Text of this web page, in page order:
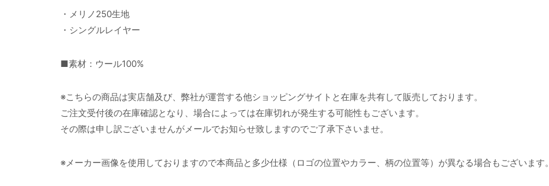
・メリノ250生地
・シングルレイヤー
■素材：ウール100%
※こちらの商品は実店舗及び、弊社が運営する他ショッピングサイトと在庫を共有して販売しております。
ご注文受付後の在庫確認となり、場合によっては在庫切れが発生する可能性もございます。
その際は申し訳ございませんがメールでお知らせ致しますのでご了承下さいませ。
※メーカー画像を使用しておりますので本商品と多少仕様（ロゴの位置やカラー、柄の位置等）が異なる場合もございます。